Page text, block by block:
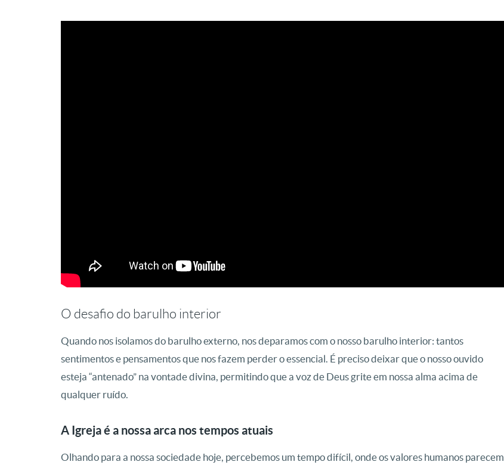
O desafio do barulho interior
Quando nos isolamos do barulho externo, nos deparamos com o nosso barulho interior: tantos
sentimentos e pensamentos que nos fazem perder o essencial. É preciso deixar que o nosso ouvido
esteja “antenado” na vontade divina, permitindo que a voz de Deus grite em nossa alma acima de
qualquer ruído.
A Igreja é a nossa arca nos tempos atuais
Olhando para a nossa sociedade hoje, percebemos um tempo difícil, onde os valores humanos parecem